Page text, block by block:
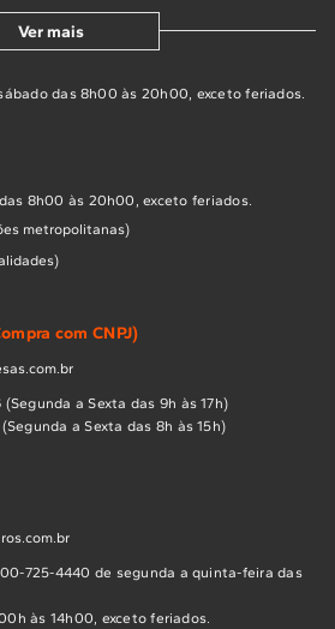
Ver mais
das 8h00 às 20h00, exceto feriados.
8h00 às 20h00, exceto feriados.
metropolitanas)
com CNPJ)
a Sexta das 9h às 17h)
a Sexta das 8h às 15h)
725-4440 de segunda a quinta-feira das
às 14h00, exceto feriados.